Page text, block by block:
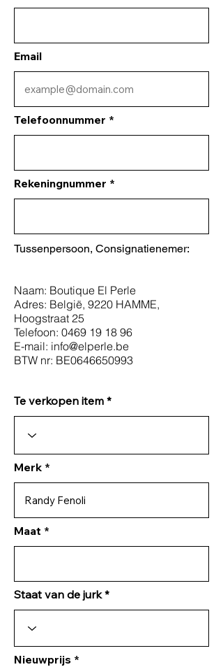
Email
Telefoonnummer
Rekeningnummer
Tussenpersoon, Consignatienemer:
Naam: Boutique El Perle
Adres: België, 9220 HAMME,
Hoogstraat 25
Telefoon: 0469 19 18 96
E-mail: info@elperle.be
BTW nr: BE0646650993
Te verkopen item
Merk
Maat
Staat van de jurk
Nieuwprijs